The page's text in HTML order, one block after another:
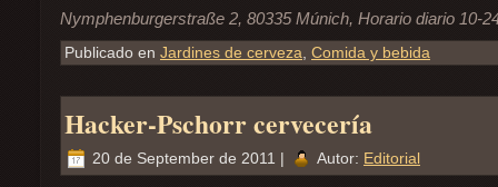
Nymphenburgerstraße 2, 80335 Múnich, Horario diario 10-
Publicado en Jardines de cerveza, Comida y bebida
Hacker-Pschorr cervecería
20 de September de 2011 | Autor: Editorial